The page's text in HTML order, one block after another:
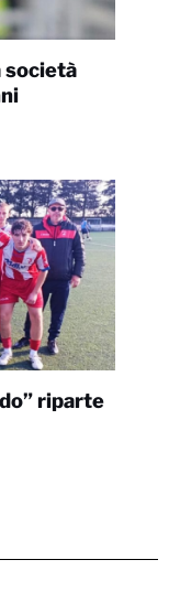
società
riparte